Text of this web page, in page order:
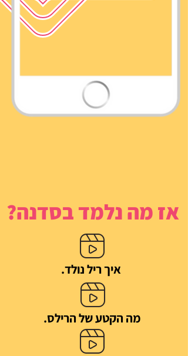
אז מה נלמד בסדנה?
איך ריל נולד.
מה הקטע של הרילס.